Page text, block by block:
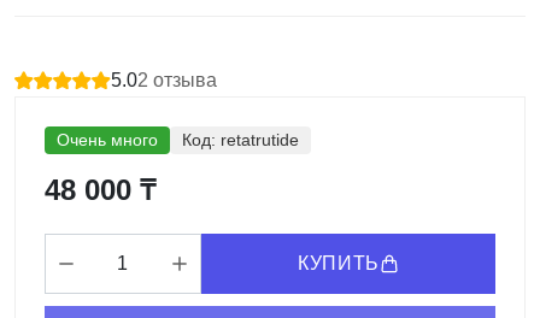
5.02 отзыва
Очень много Код: retatrutide
48 000 ₸
КУПИТЬ